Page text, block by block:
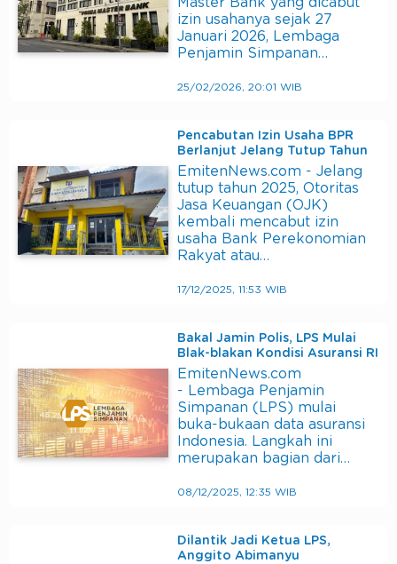
izin usahanya sejak 27
Januari 2026, Lembaga
Penjamin Simpanan…
25/02/2026, 20:01 WIB
Pencabutan Izin Usaha BPR
Berlanjut Jelang Tutup Tahun
EmitenNews.com - Jelang
tutup tahun 2025, Otoritas
Jasa Keuangan (OJK)
kembali mencabut izin
usaha Bank Perekonomian
Rakyat atau…
17/12/2025, 11:53 WIB
Bakal Jamin Polis, LPS Mulai
Blak-blakan Kondisi Asuransi RI
EmitenNews.com
- Lembaga Penjamin
Simpanan (LPS) mulai
buka-bukaan data asuransi
Indonesia. Langkah ini
merupakan bagian dari…
08/12/2025, 12:35 WIB
Dilantik Jadi Ketua LPS,
Anggito Abimanyu